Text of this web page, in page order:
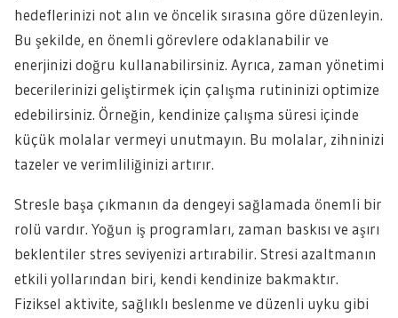
hedeflerinizi not alın ve öncelik sırasına göre düzenleyin.
Bu şekilde, en önemli görevlere odaklanabilir ve
enerjinizi doğru kullanabilirsiniz. Ayrıca, zaman yönetimi
becerilerinizi geliştirmek için çalışma rutininizi optimize
edebilirsiniz. Örneğin, kendinize çalışma süresi içinde
küçük molalar vermeyi unutmayın. Bu molalar, zihninizi
tazeler ve verimliliğinizi artırır.
Stresle başa çıkmanın da dengeyi sağlamada önemli bir
rolü vardır. Yoğun iş programları, zaman baskısı ve aşırı
beklentiler stres seviyenizi artırabilir. Stresi azaltmanın
etkili yollarından biri, kendi kendinize bakmaktır.
Fiziksel aktivite, sağlıklı beslenme ve düzenli uyku gibi